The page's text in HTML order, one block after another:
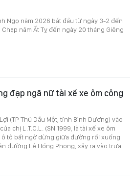
Ngọ năm 2026 bắt đầu từ ngày 3-2 đến
năm Ất Tỵ đến ngày 20 tháng Giêng
đạp ngã nữ tài xế xe ôm công
(TP Thủ Dầu Một, tỉnh Bình Dương) vào
chị L.T.C.L. (SN 1999, là tài xế xe ôm
tô bất ngờ dừng giữa đường rồi xuống
đường Lê Hồng Phong, xảy ra vào trưa